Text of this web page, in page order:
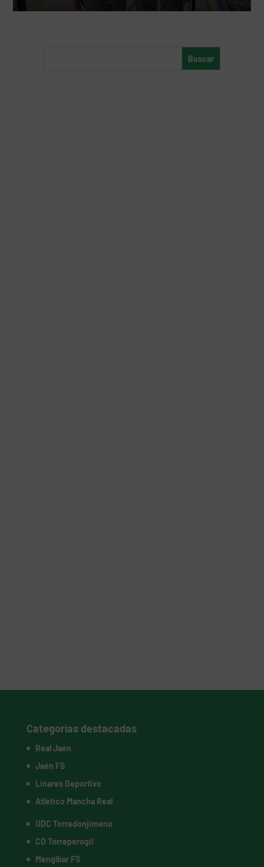
Categorías destacadas
Real Jaén
Jaén FS
Linares Deportivo
Atlético Mancha Real
UDC Torredonjimeno
CD Torreperogil
Mengíbar FS